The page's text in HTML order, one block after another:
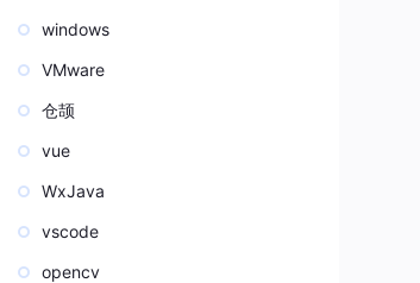
windows
VMware
仓颉
vue
WxJava
vscode
opencv